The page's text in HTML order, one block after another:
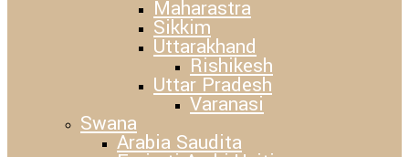
Maharastra
Sikkim
Uttarakhand
Rishikesh
Uttar Pradesh
Varanasi
Swana
Arabia Saudita